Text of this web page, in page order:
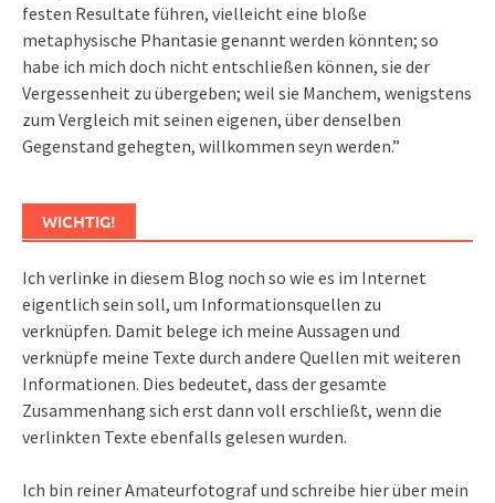
festen Resultate führen, vielleicht eine bloße
metaphysische Phantasie genannt werden könnten; so
habe ich mich doch nicht entschließen können, sie der
Vergessenheit zu übergeben; weil sie Manchem, wenigstens
zum Vergleich mit seinen eigenen, über denselben
Gegenstand gehegten, willkommen seyn werden.”
WICHTIG!
Ich verlinke in diesem Blog noch so wie es im Internet
eigentlich sein soll, um Informationsquellen zu
verknüpfen. Damit belege ich meine Aussagen und
verknüpfe meine Texte durch andere Quellen mit weiteren
Informationen. Dies bedeutet, dass der gesamte
Zusammenhang sich erst dann voll erschließt, wenn die
verlinkten Texte ebenfalls gelesen wurden.
Ich bin reiner Amateurfotograf und schreibe hier über mein